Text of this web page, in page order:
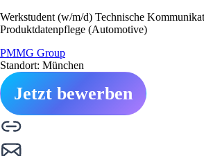
Werkstudent (w/m/d) Technische
Produktdatenpflege (Automotive)
PMMG Group
Standort: München
Jetzt bewerben